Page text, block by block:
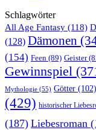
Schlagwörter
All Age Fantasy (118)
(128) Dämonen
(154) Feen (89) Geister
Gewinnspiel
Mythologie (55) Götter (102)
(429) historischer
(187) Liebesroman